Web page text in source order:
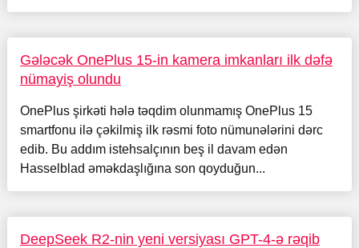
Gələcək OnePlus 15-in kamera imkanları ilk dəfə
nümayiş olundu
OnePlus şirkəti hələ təqdim olunmamış OnePlus 15
smartfonu ilə çəkilmiş ilk rəsmi foto nümunələrini dərc
edib. Bu addım istehsalçının beş il davam edən
Hasselblad əməkdaşlığına son qoyduğun...
DeepSeek R2-nin yeni versiyası GPT-4-ə rəqib